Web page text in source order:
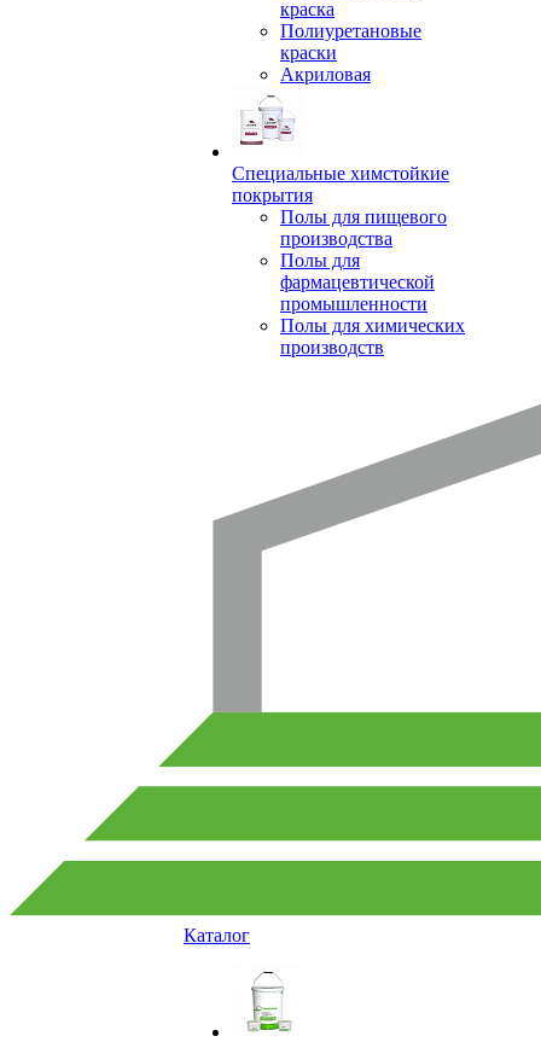
краска
Полиуретановые
краски
Акриловая
Специальные химстойкие
покрытия
Полы для пищевого
производства
Полы для
фармацевтической
промышленности
Полы для химических
производств
Каталог